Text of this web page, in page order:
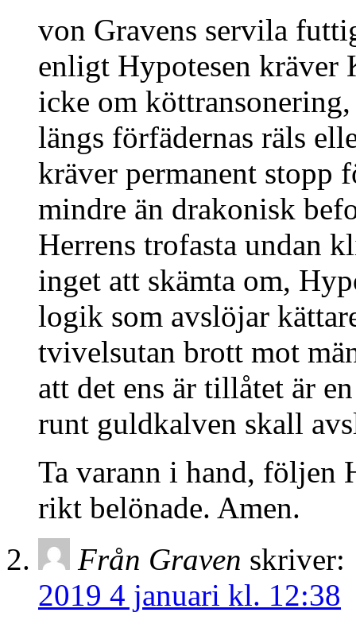
von Gravens servila
enligt Hypotesen kräver
icke om
längs förfädernas räls
kräver permanent stopp
mindre än drakonisk
Herrens trofasta undan
inget att skämta om,
logik som avslöjar
tvivelsutan brott mot
att det ens är tillåtet är
runt guldkalven skall
Ta varann i hand, följen
rikt belönade. Amen.
Från Graven skriver:
2019 4 januari kl. 12:38